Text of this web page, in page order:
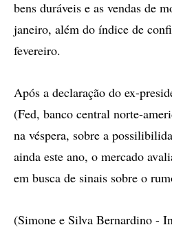
bens duráveis e as vendas de
janeiro, além do índice de
fevereiro.
Após a declaração do ex-
(Fed, banco central norte-
na véspera, sobre a
ainda este ano, o mercado
em busca de sinais sobre o
(Simone e Silva Bernardino -